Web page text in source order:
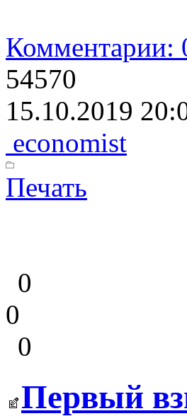
Комментарии:
54570
15.10.2019
economist
Печать
0
0
0
Первый